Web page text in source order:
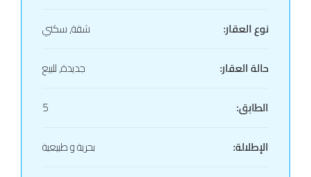
نوع العقار:
شقة, سكني
حالة العقار:
جديدة, للبيع
الطابق:
5
الإطلالة:
بحرية و طبيعية